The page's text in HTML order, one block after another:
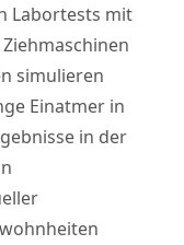
Labortests mit
simulieren
Einatmer in
in der